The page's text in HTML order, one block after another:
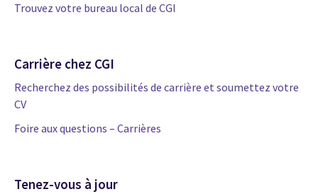
Trouvez votre bureau local de CGI
Carrière chez CGI
Recherchez des possibilités de carrière et soumettez votre
CV
Foire aux questions – Carrières
Tenez-vous à jour